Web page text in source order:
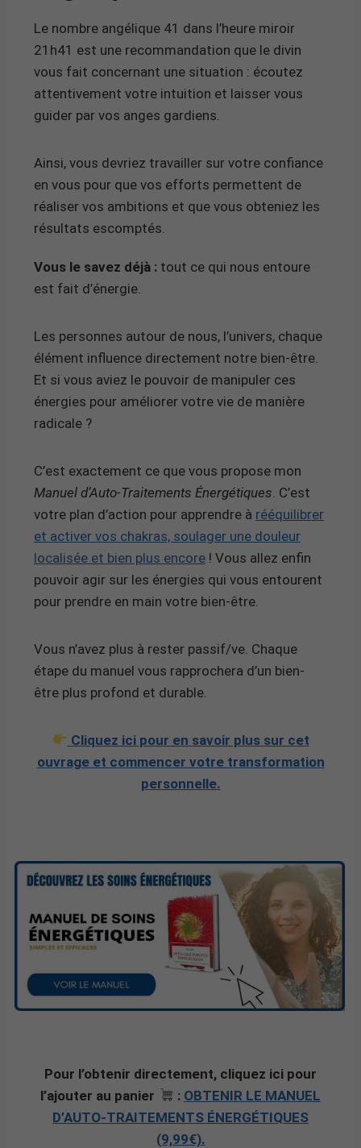
Le nombre angélique 41 dans l’heure miroir
21h41 est une recommandation que le divin
vous fait concernant une situation : écoutez
attentivement votre intuition et laisser vous
guider par vos anges gardiens.
Ainsi, vous devriez travailler sur votre confiance
en vous pour que vos efforts permettent de
réaliser vos ambitions et que vous obteniez les
résultats escomptés.
Vous le savez déjà : tout ce qui nous entoure
est fait d’énergie.
Les personnes autour de nous, l’univers, chaque
élément influence directement notre bien-être.
Et si vous aviez le pouvoir de manipuler ces
énergies pour améliorer votre vie de manière
radicale ?
C’est exactement ce que vous propose mon
Manuel d’Auto-Traitements Énergétiques . C’est
votre plan d’action pour apprendre à rééquilibrer
et activer vos chakras, soulager une douleur
localisée et bien plus encore ! Vous allez enfin
pouvoir agir sur les énergies qui vous entourent
pour prendre en main votre bien-être.
Vous n’avez plus à rester passif/ve. Chaque
étape du manuel vous rapprochera d’un bien-
être plus profond et durable.
Cliquez ici pour en savoir plus sur cet
ouvrage et commencer votre transformation
personnelle.
Pour l’obtenir directement, cliquez ici pour
l’ajouter au panier
: OBTENIR LE MANUEL
D’AUTO-TRAITEMENTS ÉNERGÉTIQUES
(9,99€).